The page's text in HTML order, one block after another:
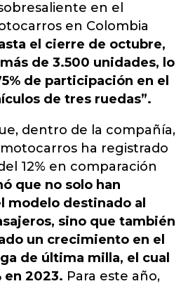
en el
en Colombia
el cierre de octubre,
de 3.500 unidades, lo
de participación en el
de tres ruedas”.
dentro de la compañía,
ha registrado
12% en comparación
que no solo han
modelo destinado al
sino que también
un crecimiento en el
de última milla, el cual
en 2023. Para este año,